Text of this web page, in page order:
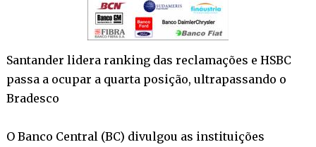
Santander lidera ranking das reclamações e HSBC
passa a ocupar a quarta posição, ultrapassando o
Bradesco
O Banco Central (BC) divulgou as instituições